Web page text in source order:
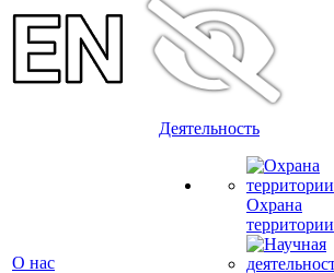
О нас
Деятельность
Охрана
территории